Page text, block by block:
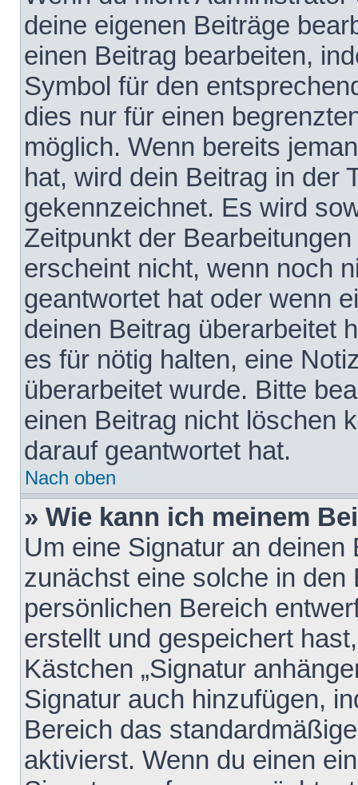
deine eigenen Beiträge
einen Beitrag bearbeiten,
Symbol für den
dies nur für einen
möglich. Wenn bereits
hat, wird dein Beitrag in der
gekennzeichnet. Es wird
Zeitpunkt der
erscheint nicht, wenn noch
geantwortet hat oder wenn
deinen Beitrag überarbeitet
es für nötig halten, eine
überarbeitet wurde. Bitte
einen Beitrag nicht löschen
darauf geantwortet hat.
Nach oben
» Wie kann ich meinem
Um eine Signatur an
zunächst eine solche in den
persönlichen Bereich
erstellt und gespeichert
Kästchen „Signatur
Signatur auch hinzufügen,
Bereich das
aktivierst. Wenn du einen